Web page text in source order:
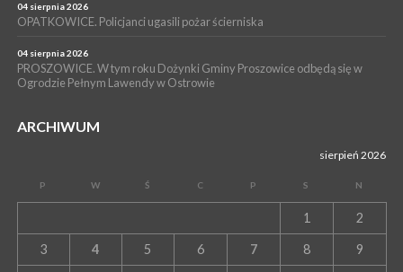
04 sierpnia 2026
OPATKOWICE. Policjanci ugasili pożar ścierniska
04 sierpnia 2026
PROSZOWICE. W tym roku Dożynki Gminy Proszowice odbędą się w
Ogrodzie Pełnym Lawendy w Ostrowie
ARCHIWUM
sierpień 2026
P W Ś C P S N
1 2
3 4 5 6 7 8 9